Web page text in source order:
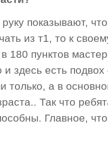
показывают,
из т1, то к
180 пунктов
здесь есть
только, а в
Так что
Главное,